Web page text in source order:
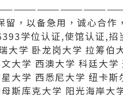
，以备急用，诚心合作
学位认证,使馆认证,
大学 卧龙岗大学 拉筹
大学 西澳大学 科廷大
大学 西悉尼大学 纽卡
斯库克大学 阳光海岸